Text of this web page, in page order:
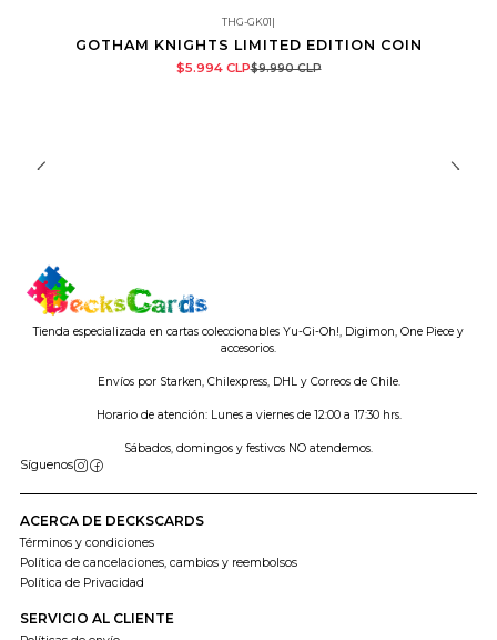
THG-GK01|
GOTHAM KNIGHTS LIMITED EDITION COIN
$5.994 CLP$9.990 CLP
Tienda especializada en cartas coleccionables Yu-Gi-Oh!, Digimon, One Piece y
accesorios.
Envíos por Starken, Chilexpress, DHL y Correos de Chile.
Horario de atención: Lunes a viernes de 12:00 a 17:30 hrs.
Sábados, domingos y festivos NO atendemos.
Síguenos
ACERCA DE DECKSCARDS
Términos y condiciones
Política de cancelaciones, cambios y reembolsos
Política de Privacidad
SERVICIO AL CLIENTE